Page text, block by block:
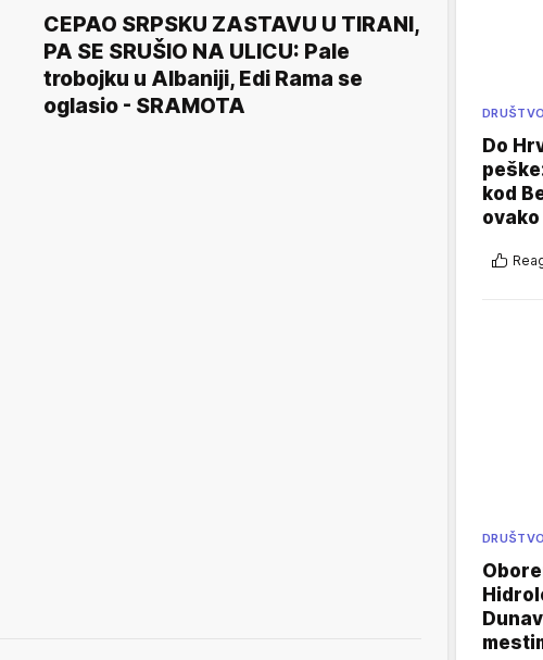
CEPAO SRPSKU ZASTAVU U TIRANI,
PA SE SRUŠIO NA ULICU: Pale
trobojku u Albaniji, Edi Rama se
oglasio - SRAMOTA
DRUŠTVO
Do
kod
DRUŠTVO